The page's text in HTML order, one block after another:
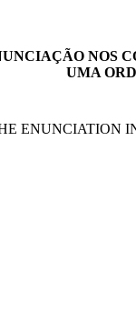
NOS
UMA
ENUNCIATION